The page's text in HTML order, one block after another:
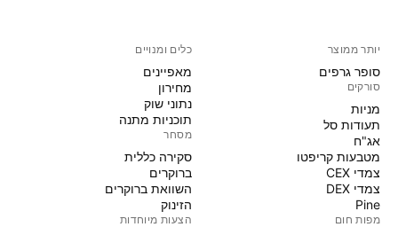
יותר ממוצר
סופר גרפים
סורקים
מניות‏
תעודות סל
אג"ח
מטבעות קריפטו
צמדי CEX
צמדי DEX
Pine
מפות חום
כלים ומנויים
מאפיינים
מחירון
נתוני שוק
תוכניות מתנה
מסחר
סקירה כללית
ברוקרים
השוואת ברוקרים
הזינוק
הצעות מיוחדות